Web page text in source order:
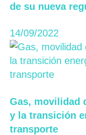
de su nueva
14/09/2022
Gas, movilidad
y la transición
transporte